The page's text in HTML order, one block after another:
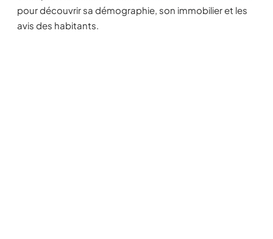
pour découvrir sa démographie, son immobilier et les
avis des habitants.